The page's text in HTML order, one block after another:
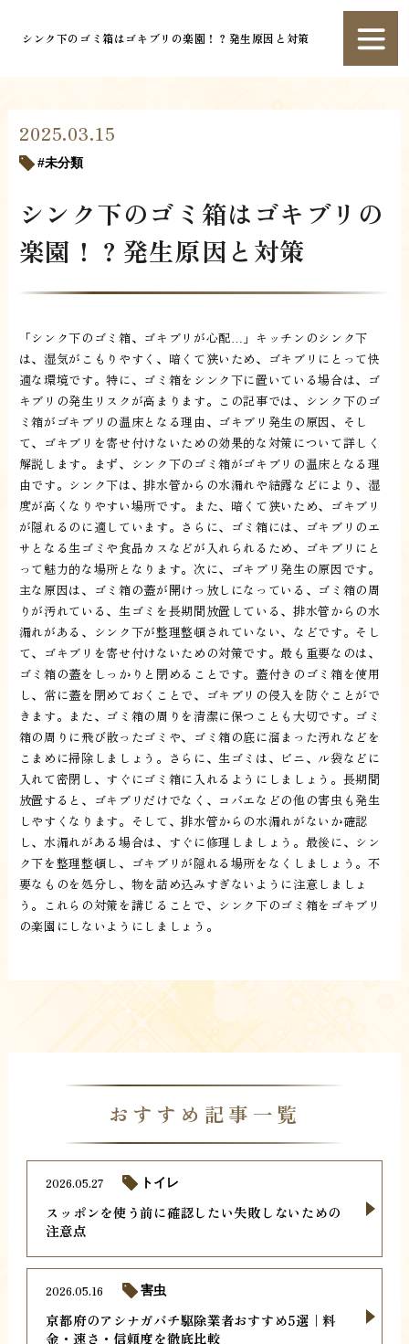
シンク下のゴミ箱はゴキブリの楽園！？発生原因と対策
2025.03.15
未分類
シンク下のゴミ箱はゴキブリの
楽園！？発生原因と対策
「シンク下のゴミ箱、ゴキブリが心配…」キッチンのシンク下
は、湿気がこもりやすく、暗くて狭いため、ゴキブリにとって快
適な環境です。特に、ゴミ箱をシンク下に置いている場合は、ゴ
キブリの発生リスクが高まります。この記事では、シンク下のゴ
ミ箱がゴキブリの温床となる理由、ゴキブリ発生の原因、そし
て、ゴキブリを寄せ付けないための効果的な対策について詳しく
解説します。まず、シンク下のゴミ箱がゴキブリの温床となる理
由です。シンク下は、排水管からの水漏れや結露などにより、湿
度が高くなりやすい場所です。また、暗くて狭いため、ゴキブリ
が隠れるのに適しています。さらに、ゴミ箱には、ゴキブリのエ
サとなる生ゴミや食品カスなどが入れられるため、ゴキブリにと
って魅力的な場所となります。次に、ゴキブリ発生の原因です。
主な原因は、ゴミ箱の蓋が開けっ放しになっている、ゴミ箱の周
りが汚れている、生ゴミを長期間放置している、排水管からの水
漏れがある、シンク下が整理整頓されていない、などです。そし
て、ゴキブリを寄せ付けないための対策です。最も重要なのは、
ゴミ箱の蓋をしっかりと閉めることです。蓋付きのゴミ箱を使用
し、常に蓋を閉めておくことで、ゴキブリの侵入を防ぐことがで
きます。また、ゴミ箱の周りを清潔に保つことも大切です。ゴミ
箱の周りに飛び散ったゴミや、ゴミ箱の底に溜まった汚れなどを
こまめに掃除しましょう。さらに、生ゴミは、ビニ、ル袋などに
入れて密閉し、すぐにゴミ箱に入れるようにしましょう。長期間
放置すると、ゴキブリだけでなく、コバエなどの他の害虫も発生
しやすくなります。そして、排水管からの水漏れがないか確認
し、水漏れがある場合は、すぐに修理しましょう。最後に、シン
ク下を整理整頓し、ゴキブリが隠れる場所をなくしましょう。不
要なものを処分し、物を詰め込みすぎないように注意しましょ
う。これらの対策を講じることで、シンク下のゴミ箱をゴキブリ
の楽園にしないようにしましょう。
おすすめ記事一覧
スッポンを使う前に確認したい失敗しないための
注意点
2026.05.27 トイレ
京都府のアシナガバチ駆除業者おすすめ5選｜料
金・速さ・信頼度を徹底比較
2026.05.16 害虫